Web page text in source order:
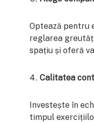
Optează pentru
reglarea
spațiu și oferă
Calitatea
Investește în
timpul